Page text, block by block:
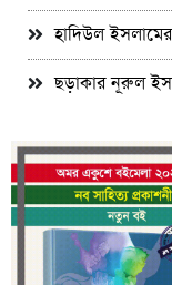
হাদিউল
ছড়াকার নূরুল